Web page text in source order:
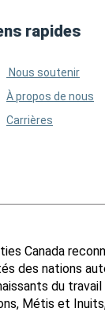
rapides
Nous soutenir
À propos de nous
Carrières
Canada
des nations
du
Métis et